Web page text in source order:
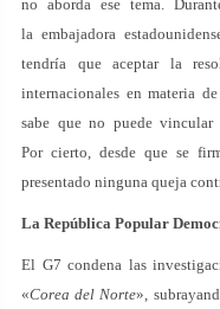
no aborda ese tema.
la embajadora
tendría que aceptar la
internacionales en materia
sabe que no puede
Por cierto, desde que se
presentado ninguna queja
La República Popular
El G7 condena las
«Corea del Norte»,